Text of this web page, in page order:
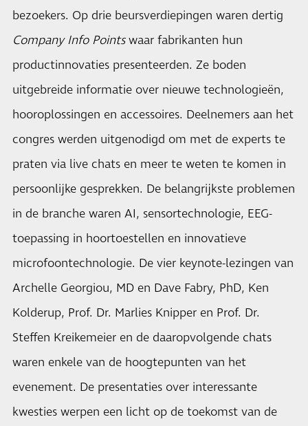
bezoekers. Op drie beursverdiepingen waren dertig
Company Info Pointswaar fabrikanten hun
productinnovaties presenteerden. Ze boden
uitgebreide informatie over nieuwe technologieën,
hooroplossingen en accessoires. Deelnemers aan het
congres werden uitgenodigd om met de experts te
praten via live chats en meer te weten te komen in
persoonlijke gesprekken. De belangrijkste problemen
in de branche waren AI, sensortechnologie, EEG-
toepassing in hoortoestellen en innovatieve
microfoontechnologie. De vier keynote-lezingen van
Archelle Georgiou, MD en Dave Fabry, PhD, Ken
Kolderup, Prof. Dr. Marlies Knipper en Prof. Dr.
Steffen Kreikemeier en de daaropvolgende chats
waren enkele van de hoogtepunten van het
evenement. De presentaties over interessante
kwesties werpen een licht op de toekomst van de